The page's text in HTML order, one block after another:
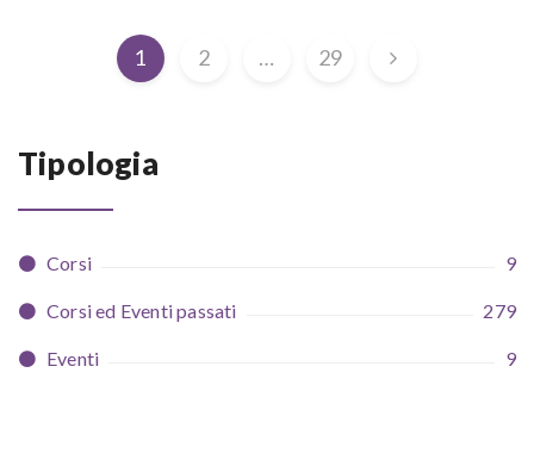
1 2 … 29
Tipologia
Corsi 9
Corsi ed Eventi passati 279
Eventi 9